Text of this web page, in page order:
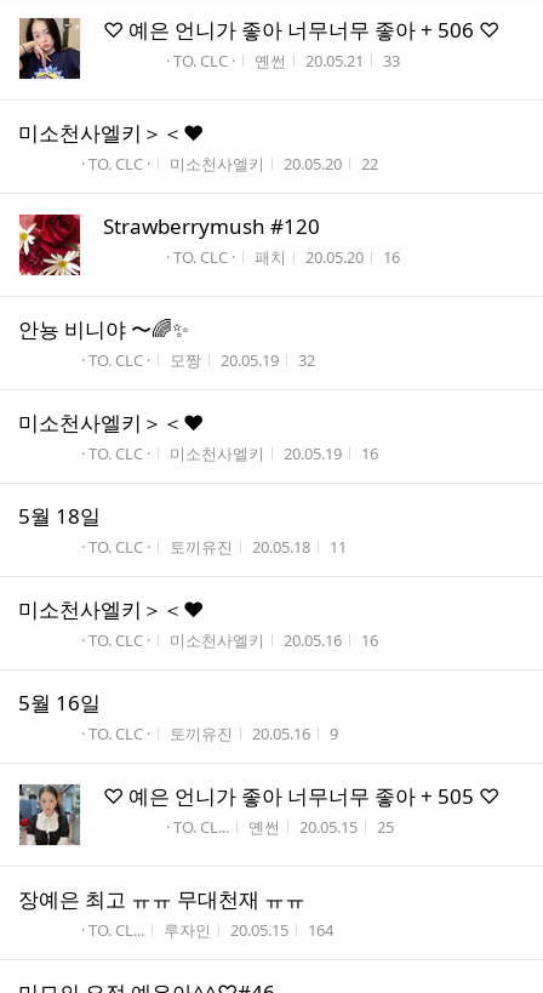
♡ 예은 언니가 좋아 너무너무 좋아 + 506 ♡
· TO. CLC · 작성자
옌썬 작성시간
20.05.21 조회수
33
미소천사엘키＞＜♥
· TO. CLC · 작성자
미소천사엘키 작성시간
20.05.20 조회수
22
Strawberrymush #120
· TO. CLC · 작성자
패치 작성시간
20.05.20 조회수
16
안뇽 비니야 〜🌈✨
· TO. CLC · 작성자
모짱 작성시간
20.05.19 조회수
32
미소천사엘키＞＜♥
· TO. CLC · 작성자
미소천사엘키 작성시간
20.05.19 조회수
16
5월 18일
· TO. CLC · 작성자
토끼유진 작성시간
20.05.18 조회수
11
미소천사엘키＞＜♥
· TO. CLC · 작성자
미소천사엘키 작성시간
20.05.16 조회수
16
5월 16일
· TO. CLC · 작성자
토끼유진 작성시간
20.05.16 조회수
9
♡ 예은 언니가 좋아 너무너무 좋아 + 505 ♡
· TO. CL... 작성자
옌썬 작성시간
20.05.15 조회수
25
장예은 최고 ㅠㅠ 무대천재 ㅠㅠ
· TO. CL... 작성자
루자인 작성시간
20.05.15 조회수
164